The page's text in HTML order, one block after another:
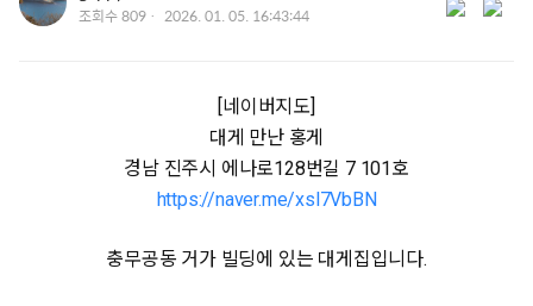
조회수809
작
2026. 01. 05. 16:43:44
[네이버지도]
대게 만난 홍게
경남 진주시 에나로128번길 7 101호
https://naver.me/xsl7VbBN
충무공동 거가 빌딩에 있는 대게집입니다.